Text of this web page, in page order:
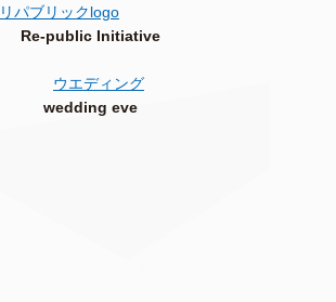
Re-public Initiative
wedding eve